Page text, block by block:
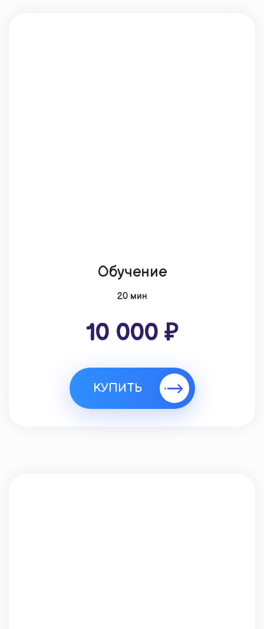
Обучение
20 мин
10 000 ₽
КУПИТЬ